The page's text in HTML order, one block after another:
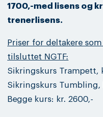
1700,-med lisens og
trenerlisens.
Priser for deltakere
tilsluttet NGTF:
Sikringskurs Trampett,
Sikringskurs Tumbling,
Begge kurs: kr. 2600,-